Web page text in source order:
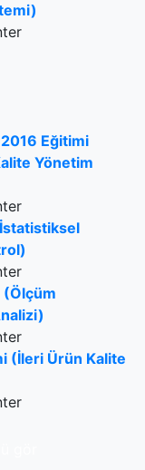
Eğitimi
Yönetim
(Ölçüm
(İleri Ürün Kalite